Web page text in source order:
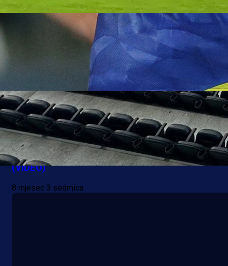
8 mjesec 2 sedmica
A Selekcija
Gledajte LIVE/UŽIVO utakmicu BiH-Rumunija
(VIDEO)
8 mjesec 3 sedmica